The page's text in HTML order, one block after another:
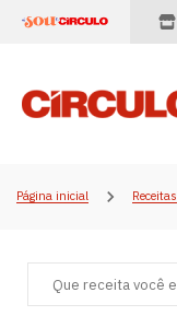
Página inicial Receitas